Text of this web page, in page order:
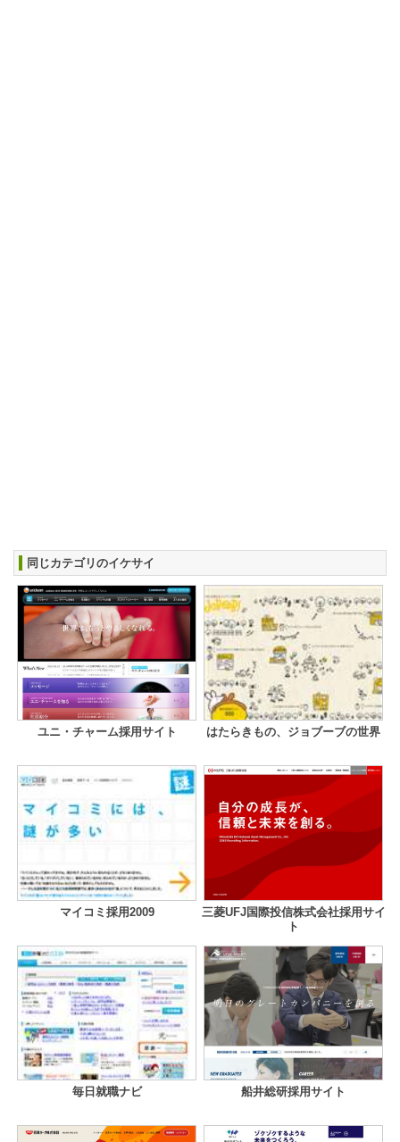
同じカテゴリのイケサイ
ユニ・チャーム採用サイト はたらきもの、ジョブーブの世界
マイコミ採用2009
三菱UFJ国際投信株式会社採用サイ
ト
毎日就職ナビ 船井総研採用サイト